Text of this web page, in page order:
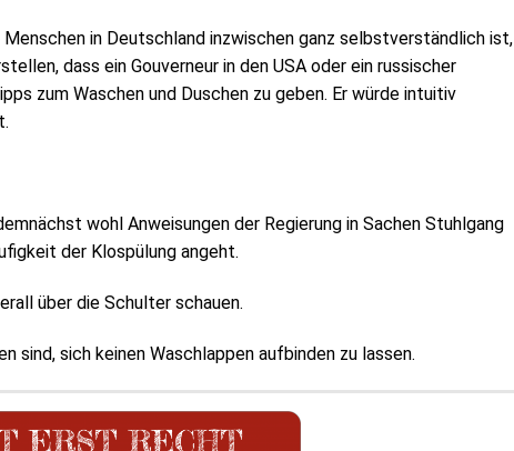
in Deutschland inzwischen ganz selbstverständlich ist,
dass ein Gouverneur in den USA oder ein russischer
zum Waschen und Duschen zu geben. Er würde intuitiv
wohl Anweisungen der Regierung in Sachen Stuhlgang
der Klospülung angeht.
über die Schulter schauen.
sind, sich keinen Waschlappen aufbinden zu lassen.